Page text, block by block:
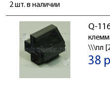
2 шт. в наличии
Q-
\\\пл
38